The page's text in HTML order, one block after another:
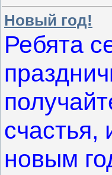
Новый год!
Ребята
счастья,
новым